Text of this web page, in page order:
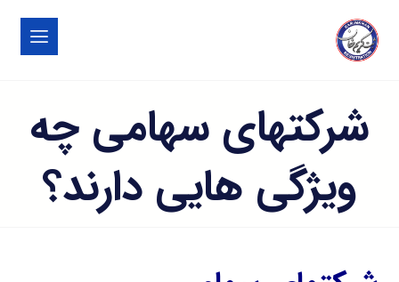
شرکتهای سهامی چه
ویژگی هایی دارند؟